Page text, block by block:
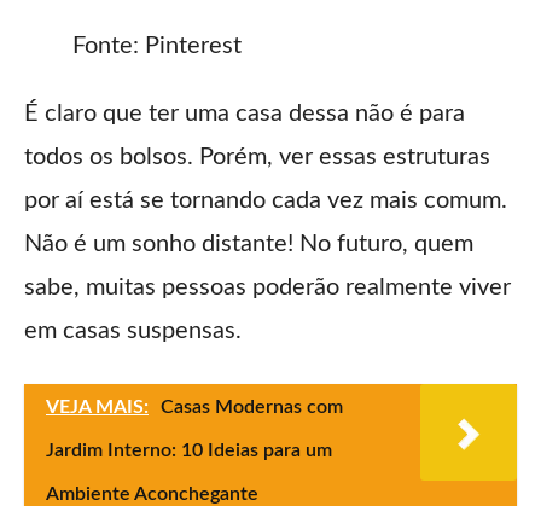
Fonte: Pinterest
É claro que ter uma casa dessa não é para
todos os bolsos. Porém, ver essas estruturas
por aí está se tornando cada vez mais comum.
Não é um sonho distante! No futuro, quem
sabe, muitas pessoas poderão realmente viver
em casas suspensas.
VEJA MAIS: Casas Modernas com
Jardim Interno: 10 Ideias para um
Ambiente Aconchegante